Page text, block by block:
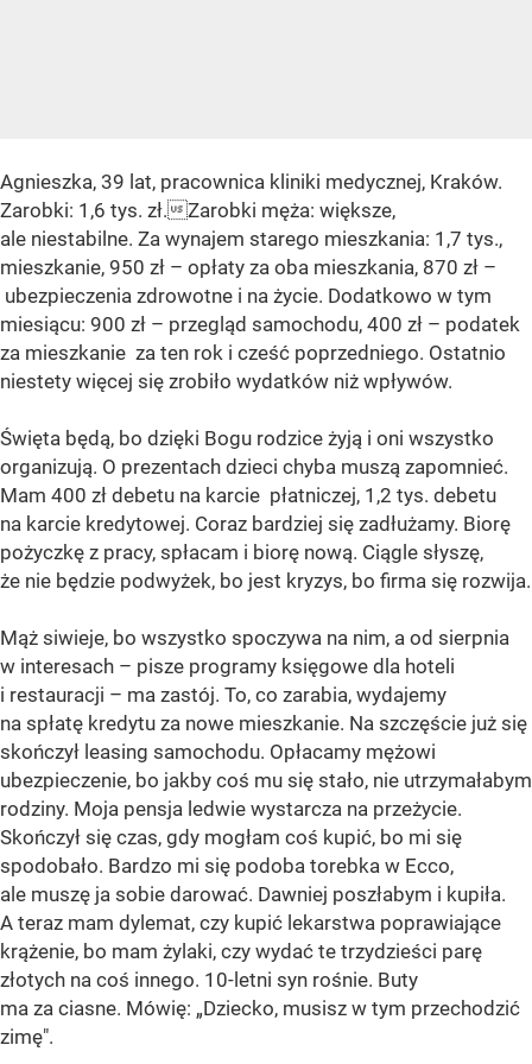
Agnieszka, 39 lat, pracownica kliniki medycznej, Kraków.
Zarobki: 1,6 tys. zł.Zarobki męża: większe,
ale niestabilne. Za wynajem starego mieszkania: 1,7 tys.,
mieszkanie, 950 zł – opłaty za oba mieszkania, 870 zł –
ubezpieczenia zdrowotne i na życie. Dodatkowo w tym
miesiącu: 900 zł – przegląd samochodu, 400 zł – podatek
za mieszkanie za ten rok i cześć poprzedniego. Ostatnio
niestety więcej się zrobiło wydatków niż wpływów.
Święta będą, bo dzięki Bogu rodzice żyją i oni wszystko
organizują. O prezentach dzieci chyba muszą zapomnieć.
Mam 400 zł debetu na karcie płatniczej, 1,2 tys. debetu
na karcie kredytowej. Coraz bardziej się zadłużamy. Biorę
pożyczkę z pracy, spłacam i biorę nową. Ciągle słyszę,
że nie będzie podwyżek, bo jest kryzys, bo firma się rozwija.
Mąż siwieje, bo wszystko spoczywa na nim, a od sierpnia
w interesach – pisze programy księgowe dla hoteli
i restauracji – ma zastój. To, co zarabia, wydajemy
na spłatę kredytu za nowe mieszkanie. Na szczęście już się
skończył leasing samochodu. Opłacamy mężowi
ubezpieczenie, bo jakby coś mu się stało, nie utrzymałabym
rodziny. Moja pensja ledwie wystarcza na przeżycie.
Skończył się czas, gdy mogłam coś kupić, bo mi się
spodobało. Bardzo mi się podoba torebka w Ecco,
ale muszę ja sobie darować. Dawniej poszłabym i kupiła.
A teraz mam dylemat, czy kupić lekarstwa poprawiające
krążenie, bo mam żylaki, czy wydać te trzydzieści parę
złotych na coś innego. 10-letni syn rośnie. Buty
ma za ciasne. Mówię: „Dziecko, musisz w tym przechodzić
zimę".